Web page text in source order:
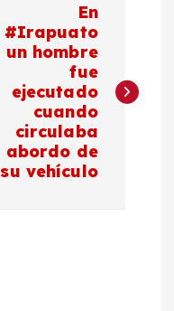
En
#Irapuato
un hombre
fue
ejecutado
cuando
circulaba
abordo de
su vehículo